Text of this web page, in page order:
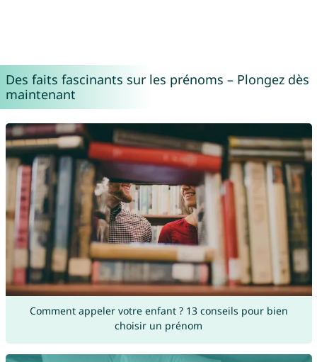
Des faits fascinants sur les prénoms – Plongez dès
maintenant
Comment appeler votre enfant ? 13 conseils pour bien
choisir un prénom